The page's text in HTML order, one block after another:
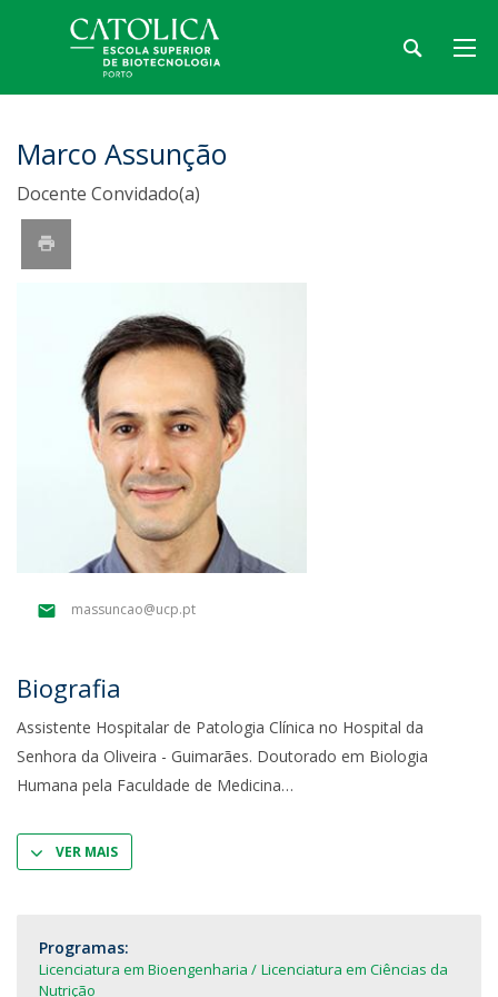
Marco Assunção
Docente Convidado(a)
massuncao@ucp.pt
Biografia
Assistente Hospitalar de Patologia Clínica no Hospital da
Senhora da Oliveira - Guimarães. Doutorado em Biologia
Humana pela Faculdade de Medicina
VER MAIS
Programas:
Licenciatura em Bioengenharia
Licenciatura em Ciências da
Nutrição